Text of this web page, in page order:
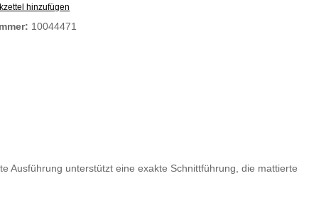
hinzufügen
10044471
Ausführung unterstützt eine exakte Schnittführung, die mattierte